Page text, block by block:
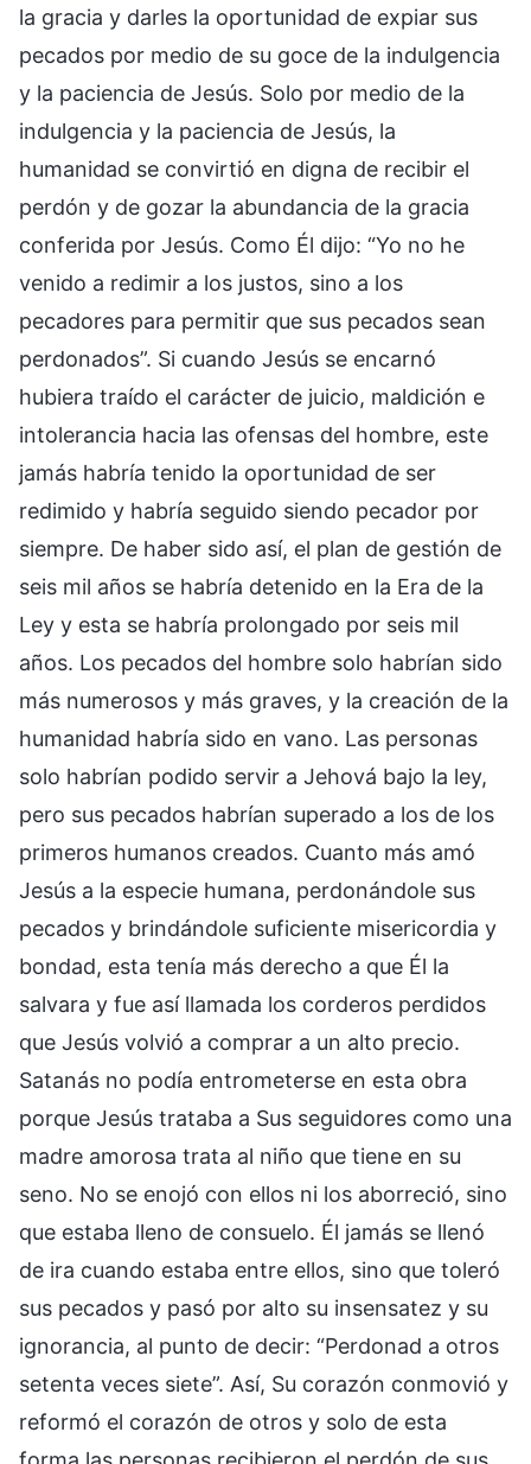
la gracia y darles la oportunidad de expiar sus
pecados por medio de su goce de la indulgencia
y la paciencia de Jesús. Solo por medio de la
indulgencia y la paciencia de Jesús, la
humanidad se convirtió en digna de recibir el
perdón y de gozar la abundancia de la gracia
conferida por Jesús. Como Él dijo: “Yo no he
venido a redimir a los justos, sino a los
pecadores para permitir que sus pecados sean
perdonados”. Si cuando Jesús se encarnó
hubiera traído el carácter de juicio, maldición e
intolerancia hacia las ofensas del hombre, este
jamás habría tenido la oportunidad de ser
redimido y habría seguido siendo pecador por
siempre. De haber sido así, el plan de gestión de
seis mil años se habría detenido en la Era de la
Ley y esta se habría prolongado por seis mil
años. Los pecados del hombre solo habrían sido
más numerosos y más graves, y la creación de la
humanidad habría sido en vano. Las personas
solo habrían podido servir a Jehová bajo la ley,
pero sus pecados habrían superado a los de los
primeros humanos creados. Cuanto más amó
Jesús a la especie humana, perdonándole sus
pecados y brindándole suficiente misericordia y
bondad, esta tenía más derecho a que Él la
salvara y fue así llamada los corderos perdidos
que Jesús volvió a comprar a un alto precio.
Satanás no podía entrometerse en esta obra
porque Jesús trataba a Sus seguidores como una
madre amorosa trata al niño que tiene en su
seno. No se enojó con ellos ni los aborreció, sino
que estaba lleno de consuelo. Él jamás se llenó
de ira cuando estaba entre ellos, sino que toleró
sus pecados y pasó por alto su insensatez y su
ignorancia, al punto de decir: “Perdonad a otros
setenta veces siete”. Así, Su corazón conmovió y
reformó el corazón de otros y solo de esta